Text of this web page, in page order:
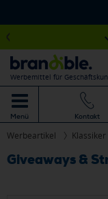
Werbemittel für
Menü Kontakt
Werbeartikel
Giveaways &